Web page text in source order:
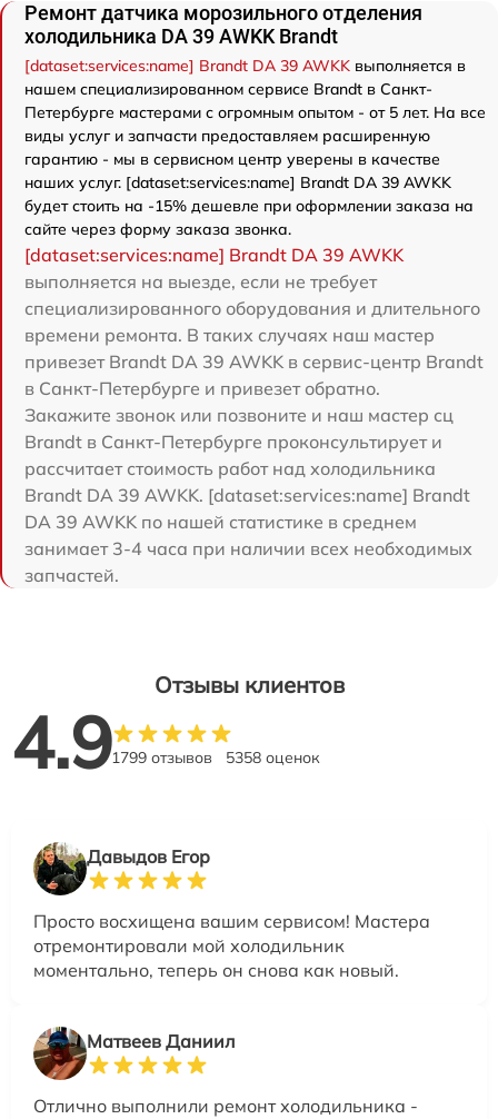
Ремонт датчика морозильного отделения
холодильника DA 39 AWKK Brandt
[dataset:services:name] Brandt DA 39 AWKK выполняется в
нашем специализированном сервисе Brandt в Санкт-
Петербурге мастерами с огромным опытом - от 5 лет. На все
виды услуг и запчасти предоставляем расширенную
гарантию - мы в сервисном центр уверены в качестве
наших услуг. [dataset:services:name] Brandt DA 39 AWKK
будет стоить на -15% дешевле при оформлении заказа на
сайте через форму заказа звонка.
[dataset:services:name] Brandt DA 39 AWKK
выполняется на выезде, если не требует
специализированного оборудования и длительного
времени ремонта. В таких случаях наш мастер
привезет Brandt DA 39 AWKK в сервис-центр Brandt
в Санкт-Петербурге и привезет обратно.
Закажите звонок или позвоните и наш мастер сц
Brandt в Санкт-Петербурге проконсультирует и
рассчитает стоимость работ над холодильника
Brandt DA 39 AWKK. [dataset:services:name] Brandt
DA 39 AWKK по нашей статистике в среднем
занимает 3-4 часа при наличии всех необходимых
запчастей.
Отзывы клиентов
4.91799 отзывов 5358 оценок
Давыдов Егор
Просто восхищена вашим сервисом! Мастера
отремонтировали мой холодильник
моментально, теперь он снова как новый.
Матвеев Даниил
Отлично выполнили ремонт холодильника -